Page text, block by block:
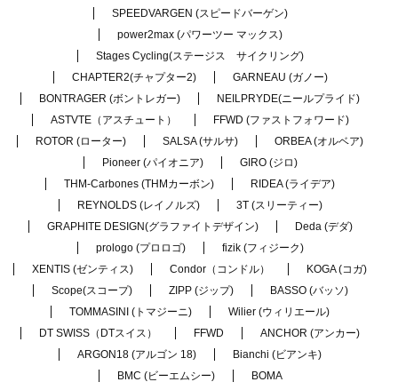
SPEEDVARGEN (スピードバーゲン)
power2max (パワーツー マックス)
Stages Cycling(ステージス サイクリング)
CHAPTER2(チャプター2)
GARNEAU (ガノー)
BONTRAGER (ボントレガー)
NEILPRYDE(ニールプライド)
ASTVTE（アスチュート）
FFWD (ファストフォワード)
ROTOR (ローター)
SALSA (サルサ)
ORBEA (オルベア)
Pioneer (パイオニア)
GIRO (ジロ)
THM-Carbones (THMカーボン)
RIDEA (ライデア)
REYNOLDS (レイノルズ)
3T (スリーティー)
GRAPHITE DESIGN(グラファイトデザイン)
Deda (デダ)
prologo (プロロゴ)
fizik (フィジーク)
XENTIS (ゼンティス)
Condor（コンドル）
KOGA (コガ)
Scope(スコープ)
ZIPP (ジップ)
BASSO (バッソ)
TOMMASINI (トマジーニ)
Wilier (ウィリエール)
DT SWISS（DTスイス）
FFWD
ANCHOR (アンカー)
ARGON18 (アルゴン 18)
Bianchi (ビアンキ)
BMC (ビーエムシー)
BOMA